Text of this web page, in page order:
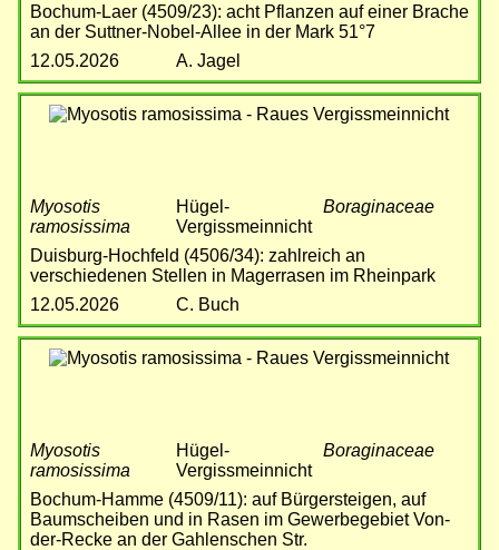
Bochum-Laer (4509/23): acht Pflanzen auf einer Brache
an der Suttner-Nobel-Allee in der Mark 51°7
12.05.2026
A. Jagel
Bild
Myosotis
ramosissima
Hügel-
Vergissmeinnicht
Boraginaceae
Duisburg-Hochfeld (4506/34): zahlreich an
verschiedenen Stellen in Magerrasen im Rheinpark
12.05.2026
C. Buch
Bild
Myosotis
ramosissima
Hügel-
Vergissmeinnicht
Boraginaceae
Bochum-Hamme (4509/11): auf Bürgersteigen, auf
Baumscheiben und in Rasen im Gewerbegebiet Von-
der-Recke an der Gahlenschen Str.